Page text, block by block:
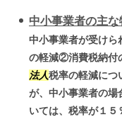
中小事業者の主な
中小事業者が受け
の軽減②消費税納付
法人税率の軽減につ
が、中小事業者の場
いては、税率が１